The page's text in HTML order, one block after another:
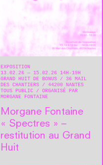
EXPOSITION
13.02.26 — 15.02.26 14H-19H
GRAND HUIT DE BONUS
36 MAIL
DES CHANTIERS
44200 NANTES
TOUS PUBLIC
ORGANISÉ PAR
MORGANE FONTAINE
Morgane Fontaine
« Spectres » –
restitution au Grand
Huit